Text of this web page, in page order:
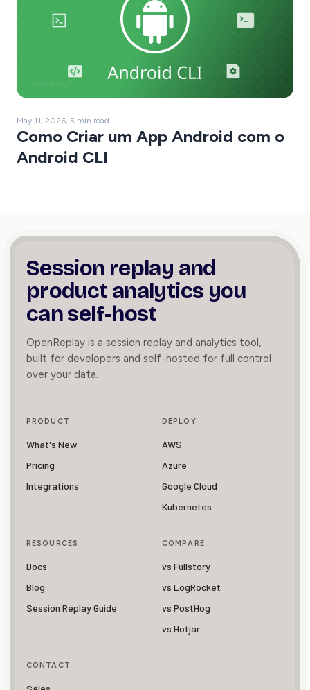
May 11, 2026, 5 min read
Como Criar um App Android com o
Android CLI
Session replay and
product analytics you
can self-host
OpenReplay is a session replay and analytics tool,
built for developers and self-hosted for full control
over your data.
PRODUCT
What's New
Pricing
Integrations
DEPLOY
AWS
Azure
Google Cloud
Kubernetes
RESOURCES
Docs
Blog
Session Replay Guide
COMPARE
vs Fullstory
vs LogRocket
vs PostHog
vs Hotjar
CONTACT